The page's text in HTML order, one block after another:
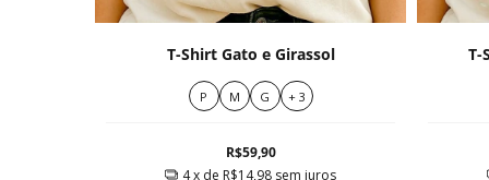
T-Shirt Gato e Girassol
P M G + 3
R$59,90
4x de R$14,98 sem juros
T-